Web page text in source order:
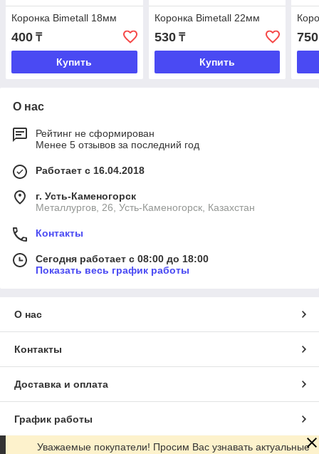
Коронка Bimetall 18мм
400 ₸
Купить
Коронка Bimetall 22мм
530₸
Купить
750
О нас
Рейтинг не сформирован
Менее 5 отзывов за последний год
Работает с 16.04.2018
г. Усть-Каменогорск
Металлургов, 26, Усть-Каменогорск, Казахстан
Контакты
Сегодня работает с 08:00 до 18:00
Показать весь график работы
О нас
Контакты
Доставка и оплата
График работы
Уважаемые покупатели! Просим Вас узнавать актуальные